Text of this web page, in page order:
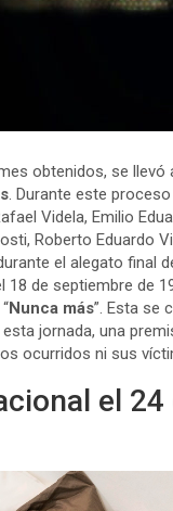
obtenidos, se llevó
. Durante este
Videla, Emilio
Roberto Eduardo
el alegato final
18 de septiembre de
Nunca más”. Esta se
jornada, una
ocurridos ni sus
el 24